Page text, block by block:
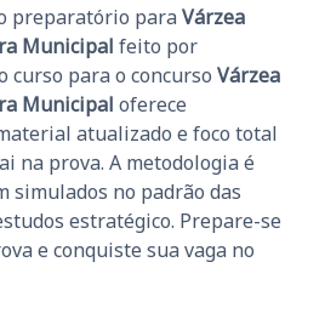
preparatório para Várzea
Municipal feito por
curso para o concurso Várzea
Municipal oferece
atualizado e foco total
na prova. A metodologia é
simulados no padrão das
estratégico. Prepare-se
e conquiste sua vaga no